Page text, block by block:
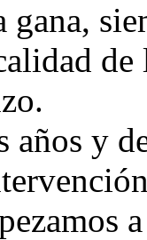
gana,
años y